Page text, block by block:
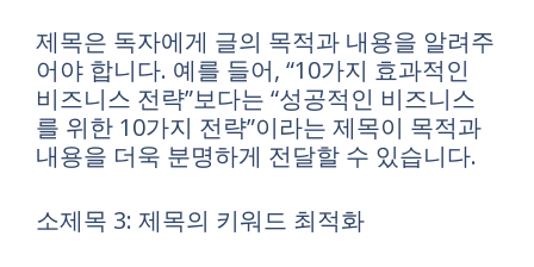
제목은 독자에게 글의 목적과 내용을 알려주
어야 합니다. 예를 들어, “10가지 효과적인
비즈니스 전략”보다는 “성공적인 비즈니스
를 위한 10가지 전략”이라는 제목이 목적과
내용을 더욱 분명하게 전달할 수 있습니다.
소제목 3: 제목의 키워드 최적화